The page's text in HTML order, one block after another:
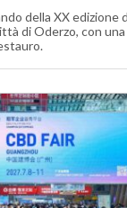
della XX edizione
di Oderzo, con una